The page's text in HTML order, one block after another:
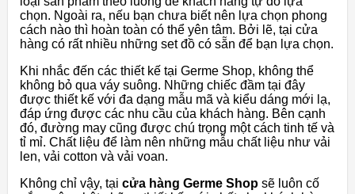
chọn. Ngoài ra, nếu bạn chưa biết nên lựa chọn phong
cách nào thì hoàn toàn có thể yên tâm. Bởi lẽ, tại cửa
hàng có rất nhiều những set đồ có sẵn để bạn lựa chọn.
Khi nhắc đến các thiết kế tại Germe Shop, không thể
không bỏ qua váy suông. Những chiếc đầm tại đây
được thiết kế với đa dạng mẫu mã và kiểu dáng mới lạ,
đáp ứng được các nhu cầu của khách hàng. Bên cạnh
đó, đường may cũng được chú trọng một cách tinh tế và
tỉ mỉ. Chất liệu để làm nên những mẫu chất liệu như vải
len, vải cotton và vải voan.
Không chỉ vậy, tại cửa hàng Germe Shop sẽ luôn cố